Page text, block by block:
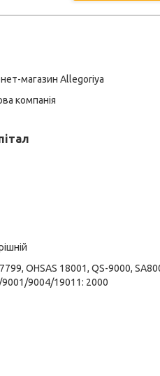
магазин Allegoriya
компанія
OHSAS 18001, QS-9000,
9004/19011: 2000